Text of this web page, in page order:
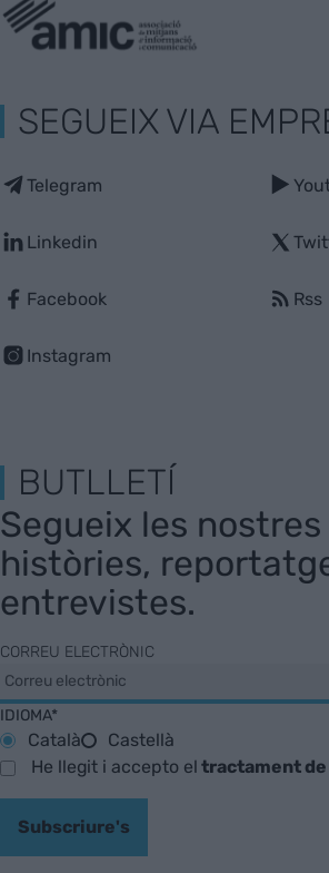
SEGUEIX VIA
Telegram
Linkedin
Facebook
Instagram
Rss
BUTLLETÍ
Segueix les
històries,
entrevistes.
CORREU ELECTRÒNIC
IDIOMA*
Català
Castellà
He llegit i accepto eltractament de
Subscriure's